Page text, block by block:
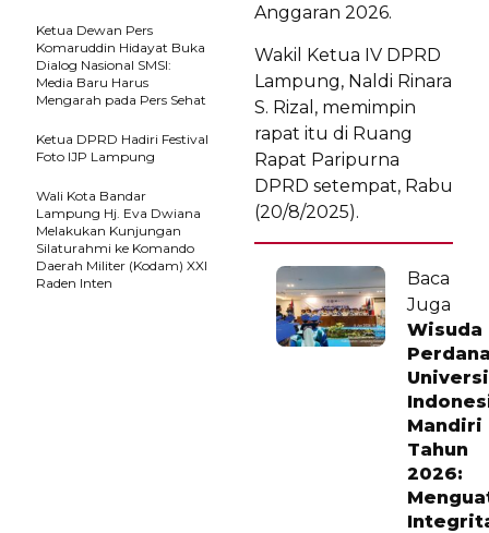
Anggaran 2026.
Wakil Ketua IV DPRD
Lampung, Naldi Rinara
S. Rizal, memimpin
rapat itu di Ruang
Rapat Paripurna
DPRD setempat, Rabu
(20/8/2025).
Baca
Juga
Wisuda
Mandiri
Tahun
2026:
Ketua Dewan Pers
Komaruddin Hidayat Buka
Dialog Nasional SMSI:
Media Baru Harus
Mengarah pada Pers Sehat
Ketua DPRD Hadiri Festival
Foto IJP Lampung
Wali Kota Bandar
Lampung Hj. Eva Dwiana
Melakukan Kunjungan
Silaturahmi ke Komando
Daerah Militer (Kodam) XXI
Raden Inten